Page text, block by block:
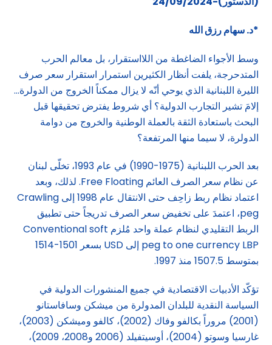
*د. سهام رزق الله
وسط الأجواء الضاغطة من اللااستقرار، بل معالم الحرب
المتدحرجة، يلفت أنظار الكثيرين استمرار استقرار سعر صرف
الليرة اللبنانية الذي يوحي أنّه لا يزال ممكناً الخروج من الدولرة…
إلامَ تشير التجارب الدولية؟ أي شروط يفترض تحقيقها قبل
البحث باستعادة الثقة بالعملة الوطنية والخروج من دوامة
الدولرة، لا سيما منها المرتفعة؟
بعد الحرب اللبنانية (1975-1990) في عام 1993، تخلّى لبنان
عن نظام سعر الصرف العائم Free Floating. لذلك، وبعد
اعتماد نظام ربط زاحِف حتى الانتقال عام 1998 إلى Crawling
peg، اعتمدَ على تخفيض سعر الصرف تدريجاً حتى تطبيق
الربط التقليدي لنظام عملة واحد مُلزم Conventional soft
peg to one currency LBP إلى USD بسعر 1501-1514
بمتوسط 1507.5 منذ 1997.
تؤكّد الأدبيات الاقتصادية في جميع المنشورات الدولية في
السياسة النقدية للبلدان المدولرة من ميشكن وسافاستانو
(2001) مروراً بكالفو وفاك (2002)، كالفو وميشكن (2003)،
غارسيا وسوتو (2004)، أوسيتفيلد (2006 و2008، 2009)،